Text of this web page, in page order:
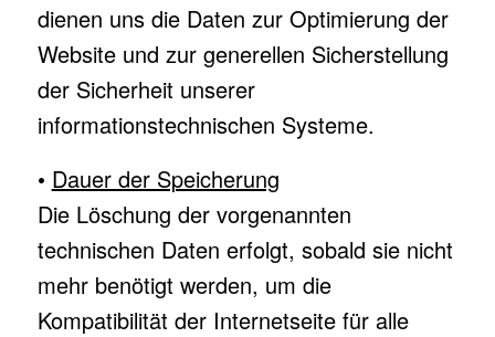
dienen uns die Daten zur Optimierung der
Website und zur generellen Sicherstellung
der Sicherheit unserer
informationstechnischen Systeme.
• Dauer der Speicherung
Die Löschung der vorgenannten
technischen Daten erfolgt, sobald sie nicht
mehr benötigt werden, um die
Kompatibilität der Internetseite für alle